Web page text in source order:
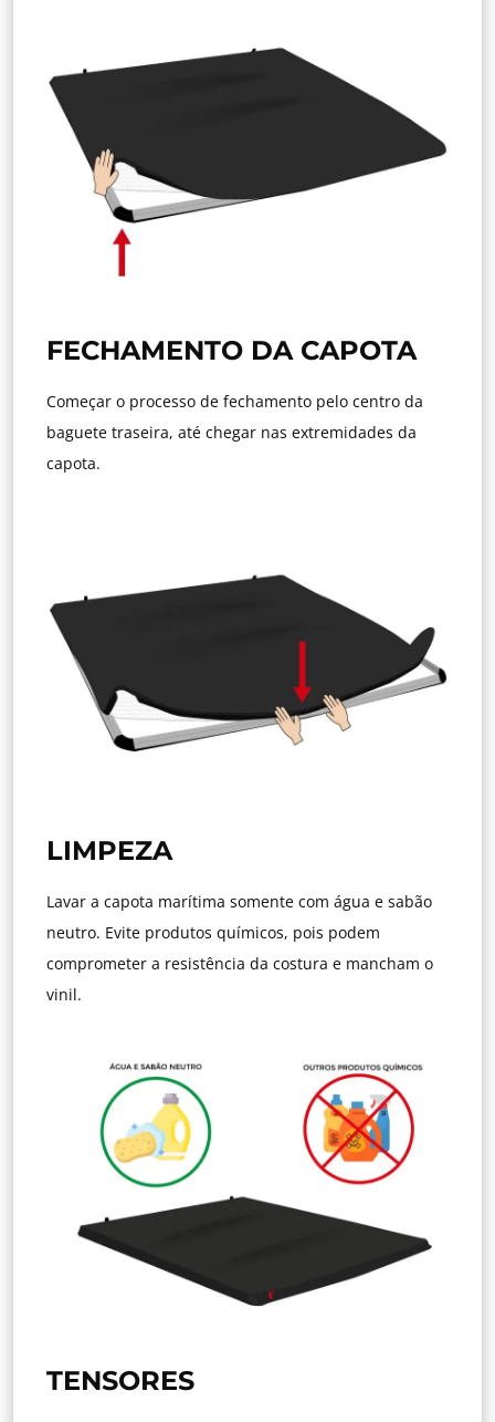
FECHAMENTO DA CAPOTA
Começar o processo de fechamento pelo centro da
baguete traseira, até chegar nas extremidades da
capota.
LIMPEZA
Lavar a capota marítima somente com água e sabão
neutro. Evite produtos químicos, pois podem
comprometer a resistência da costura e mancham o
vinil.
TENSORES